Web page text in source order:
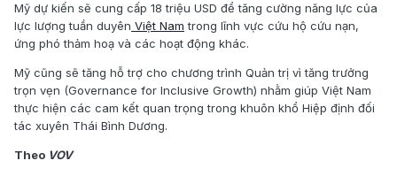
Mỹ dự kiến sẽ cung cấp 18 triệu USD để tăng cường năng lực của
lực lượng tuần duyên Việt Nam trong lĩnh vực cứu hộ cứu nạn,
ứng phó thảm hoạ và các hoạt động khác.
Mỹ cũng sẽ tăng hỗ trợ cho chương trình Quản trị vì tăng trưởng
trọn vẹn (Governance for Inclusive Growth) nhằm giúp Việt Nam
thực hiện các cam kết quan trọng trong khuôn khổ Hiệp định đối
tác xuyên Thái Bình Dương.
Theo VOV